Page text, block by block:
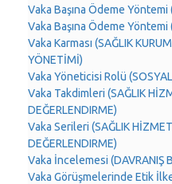
Vaka Başına Ödeme Yöntemi
Vaka Başına Ödeme Yöntemi
Vaka Karması (SAĞLIK
YÖNETİMİ)
Vaka Yöneticisi Rolü
Vaka Takdimleri (SAĞLIK
DEĞERLENDIRME)
Vaka Serileri (SAĞLIK
DEĞERLENDIRME)
Vaka İncelemesi (DAVRANIŞ
Vaka Görüşmelerinde Etik